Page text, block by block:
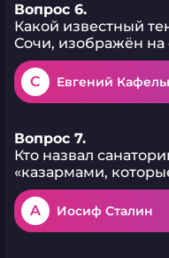
Вопрос 6.
Какой известный
Сочи, изображён на
C Евгений
Вопрос 7.
Кто назвал
«казармами,
A Иосиф Сталин